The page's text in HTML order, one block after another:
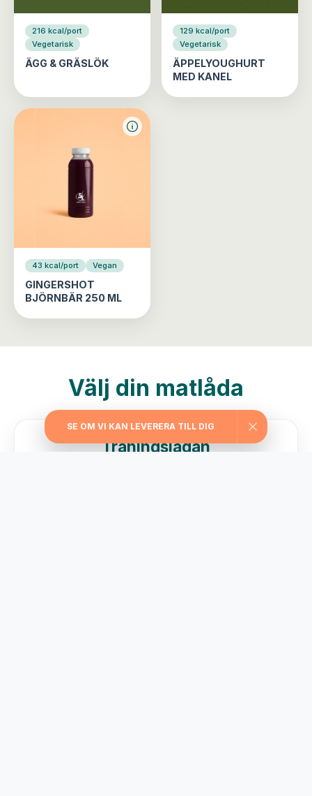
216 kcal/port
Vegetarisk
ÄGG & GRÄSLÖK
129 kcal/port
Vegetarisk
ÄPPELYOUGHURT
MED KANEL
43 kcal/port Vegan
GINGERSHOT
BJÖRNBÄR 250 ML
Välj din matlåda
Träningslådan
SE OM VI KAN LEVERERA TILL DIG